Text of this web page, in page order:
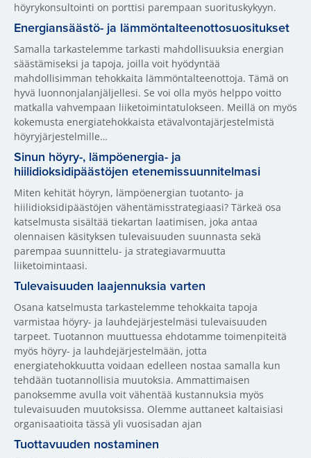
höyrykonsultointi on porttisi parempaan suorituskykyyn.
Energiansäästö- ja lämmöntalteenottosuositukset
Samalla tarkastelemme tarkasti mahdollisuuksia energian
säästämiseksi ja tapoja, joilla voit hyödyntää
mahdollisimman tehokkaita lämmöntalteenottoja. Tämä on
hyvä luonnonjalanjäljellesi. Se voi olla myös helppo voitto
matkalla vahvempaan liiketoimintatulokseen. Meillä on myös
kokemusta energiatehokkaista etävalvontajärjestelmistä
höyryjärjestelmille…
Sinun höyry-, lämpöenergia- ja
hiilidioksidipäästöjen etenemissuunnitelmasi
Miten kehität höyryn, lämpöenergian tuotanto- ja
hiilidioksidipäästöjen vähentämisstrategiaasi? Tärkeä osa
katselmusta sisältää tiekartan laatimisen, joka antaa
olennaisen käsityksen tulevaisuuden suunnasta sekä
parempaa suunnittelu- ja strategiavarmuutta
liiketoimintaasi.
Tulevaisuuden laajennuksia varten
Osana katselmusta tarkastelemme tehokkaita tapoja
varmistaa höyry- ja lauhdejärjestelmäsi tulevaisuuden
tarpeet. Tuotannon muuttuessa ehdotamme toimenpiteitä
myös höyry- ja lauhdejärjestelmään, jotta
energiatehokkuutta voidaan edelleen nostaa samalla kun
tehdään tuotannollisia muutoksia. Ammattimaisen
panoksemme avulla voit vähentää kustannuksia myös
tulevaisuuden muutoksissa. Olemme auttaneet kaltaisiasi
organisaatioita tässä yli vuosisadan ajan
Tuottavuuden nostaminen